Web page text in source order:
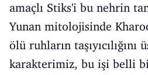
amaçlı Stiks'i bu nehrin
Yunan mitolojisinde
ölü ruhların
karakterimiz, bu işi belli